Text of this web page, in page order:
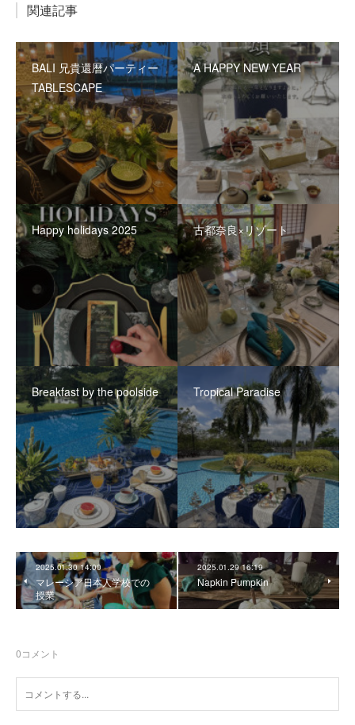
関連記事
BALI 兄貴還暦パーティー
TABLESCAPE
A HAPPY NEW YEAR
Happy holidays 2025 古都奈良×リゾート
Breakfast by the poolside Tropical Paradise
2025.01.30 14:00
マレーシア日本人学校での
授業
2025.01.29 16:19
Napkin Pumpkin
0コメント